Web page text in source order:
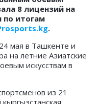
8 лицензий на
по итогам
.
мая в Ташкенте и
на летние Азиатские
искусствам в
из 21